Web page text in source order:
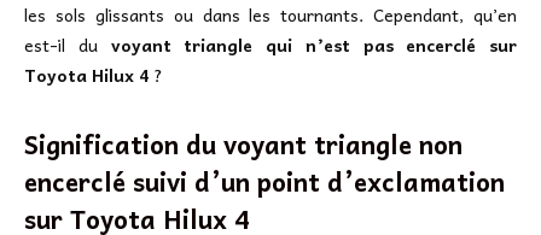
les sols glissants ou dans les tournants. Cependant, qu’en
est-il du voyant triangle qui n’est pas encerclé sur
Toyota Hilux 4 ?
Signification du voyant triangle non
encerclé suivi d’un point d’exclamation
surToyota Hilux 4